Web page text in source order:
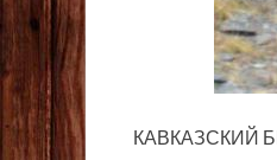
КАВКАЗСКИЙ